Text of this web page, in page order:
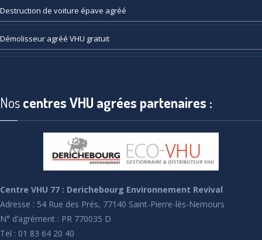
Destruction de voiture épave agréé
Démolisseur agréé VHU gratuit
Noscentres VHU agrées partenaires :
Centre VHU 77 : Derichebourg Environnement Revival
Adresse : 54 Rue des Prés, 77140 Saint-Pierre-lès-Nemours
N° d’agrément : PR 770035 D
Tel : 01 83 64 20 40